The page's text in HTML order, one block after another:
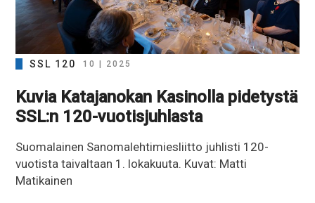
SSL 120 10 | 2025
Kuvia Katajanokan Kasinolla pidetystä
SSL:n 120-vuotisjuhlasta
Suomalainen Sanomalehtimiesliitto juhlisti 120-
vuotista taivaltaan 1. lokakuuta. Kuvat: Matti
Matikainen